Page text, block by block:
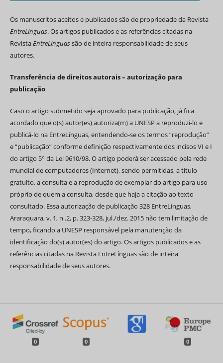
Os manuscritos aceitos e publicados são de propriedade da Revista
EntreLínguas. Os artigos publicados e as referências citadas na
Revista EntreLínguas são de inteira responsabilidade de seus
autores.
Transferência de direitos autorais – autorização para
publicação
Caso o artigo submetido seja aprovado para publicação, já fica
acordado que o(s) autor(es) autoriza(m) a UNESP a reproduzi-lo e
publicá-lo na EntreLínguas, entendendo-se os termos “reprodução”
e “publicação” conforme definição respectivamente dos incisos VI e I
do artigo 5° da Lei 9610/98. O artigo poderá ser acessado pela rede
mundial de computadores (Internet), sendo permitidas, a título
gratuito, a consulta e a reprodução de exemplar do artigo para uso
próprio de quem a consulta, desde que haja a citação ao texto
consultado. Essa autorização de publicação 328 EntreLínguas,
Araraquara, v. 1, n .2, p. 323-328, jul./dez. 2015 não tem limitação de
tempo, ficando a UNESP responsável pela manutenção da
identificação do(s) autor(es) do artigo. Os artigos publicados e as
referências citadas na Revista EntreLínguas são de inteira
responsabilidade de seus autores.
0 0 0